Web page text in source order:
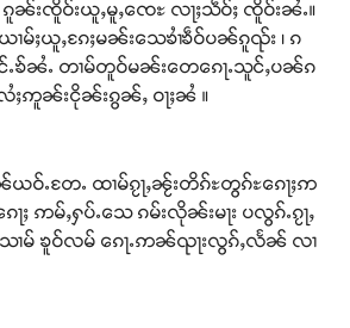
ၵူၼ်းၸိူဝ်းယူႇမူႇၸေႊ လႃႈသဵဝ်ႈ ၸိူဝ်းၼႆႉ။
မ်ႈယူႇၵႄႈမၼ်းသေၶၢႆၶဵဝ်ပၼ်ၵူၺ်း ၊ ၵ
ႉၶ်ၼႆႉ တၢမ်တူဝ်မၼ်းတေၵေႃႉသူင်ႇပၼ်ၵ
လႆႈဢူၼ်းငိုၼ်းၵွၼ်ႇ ဝႃႈၼႆ ။
ဝ်ႉတႄႉ ထၢမ်ၵႂႃႇၼႂ်းတိၵ်ႊတွၵ်ႊၵေႃႈဢ
ႃႈ ဢမ်ႇႁပ်ႉသေ ၵမ်းလိုၼ်းမႃး ပလွၵ်ႉၵႂႃႇ
ၢမ် ၶူဝ်လမ် ၵေႃႉဢၼ်ၺႃးလွၵ်ႇလႅၼ် လၢ